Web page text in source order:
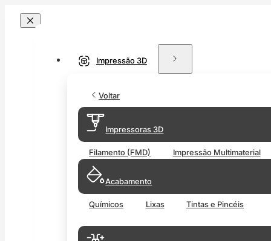
Impressão 3D
Voltar
Impressoras 3D
Filamento (FMD) Impressão Multimaterial
Acabamento
Químicos Lixas Tintas e Pincéis